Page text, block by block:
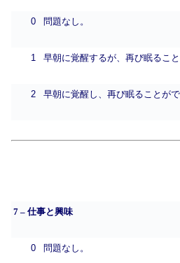
0 問題なし。
1 早朝に覚醒するが、再び眠ること
2 早朝に覚醒し、再び眠ることがで
7 – 仕事と興味
0 問題なし。